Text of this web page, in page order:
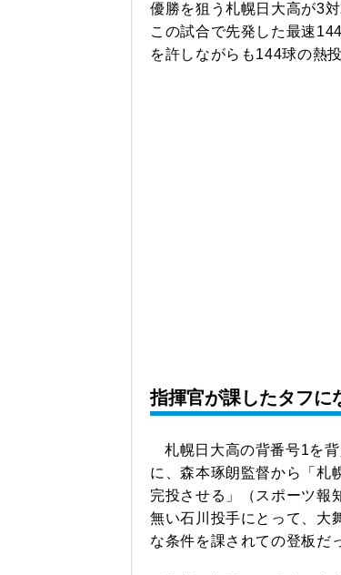
優勝を狙う札幌日大高が3
この試合で先発した最速
を許しながらも144球の熱
指揮官が課したタフに
札幌日大高の背番号1を
に、森本琢朗監督から「札
完投させる」（スポーツ報
無い石川投手にとって、大
な条件を課されての登板だ